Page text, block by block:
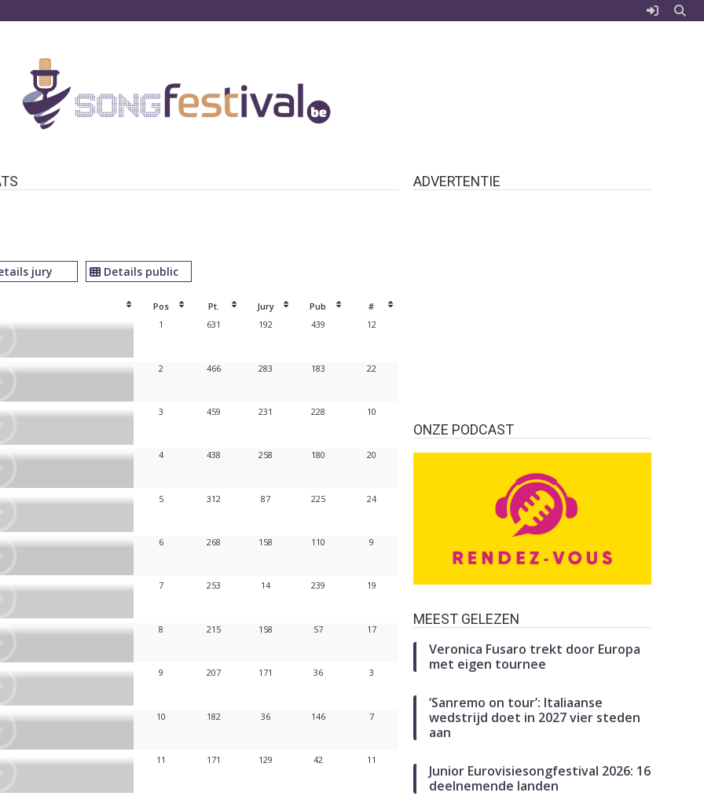
jury Details public
Pos Pt. Jury Pub #
1 631 192 439 12
2 466 283 183 22
3 459 231 228 10
4 438 258 180 20
5 312 87 225 24
6 268 158 110 9
7 253 14 239 19
8 215 158 57 17
9 207 171 36 3
10 182 36 146 7
11 171 129 42 11
ADVERTENTIE
ONZE PODCAST
MEEST GELEZEN
Veronica Fusaro trekt door Europa
met eigen tournee
‘Sanremo on tour’: Italiaanse
wedstrijd doet in 2027 vier steden
aan
Junior Eurovisiesongfestival 2026: 16
deelnemende landen